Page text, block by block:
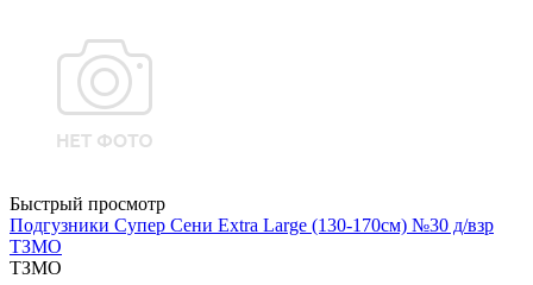
Быстрый просмотр
Подгузники Супер Сени Extra Large (130-170см) №30 д/взр
ТЗМО
ТЗМО